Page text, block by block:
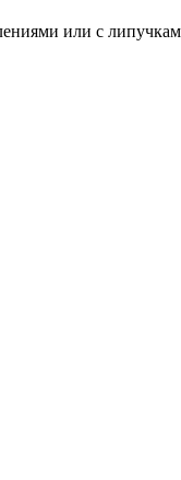
или с